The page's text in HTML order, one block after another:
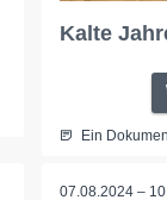
Kalte
Ein
07.08.2024 –